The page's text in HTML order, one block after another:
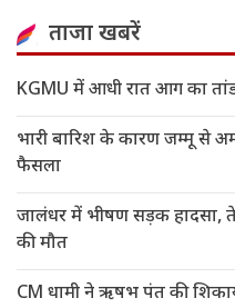
ताजा खबरें
KGMU में आधी रात आग का
भारी बारिश के कारण जम्मू से
फैसला
जालंधर में भीषण सड़क हादसा,
की मौत
CM धामी ने ऋषभ पंत की